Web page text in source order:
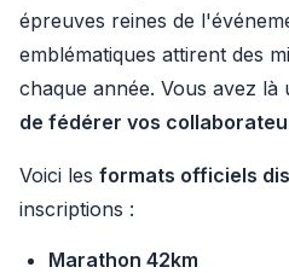
épreuves reines de
emblématiques attirent des
chaque année. Vous avez là
de fédérer vos
Voici les formats officiels
inscriptions :
Marathon 42km